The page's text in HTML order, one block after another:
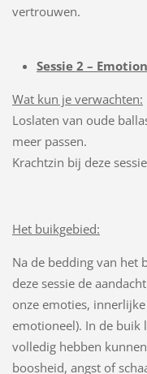
vertrouwen.
Sessie 2 –
Wat kun je verwachten:
Loslaten van oude
meer passen.
Krachtzin bij deze
Het buikgebied:
Na de bedding van het
deze sessie de
onze emoties,
emotioneel). In de buik
volledig hebben
boosheid, angst of